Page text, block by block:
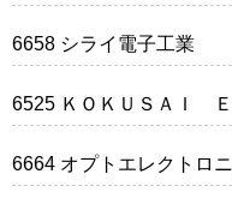
6658 シライ電子工業
6525 ＫＯＫＵＳＡＩ Ｅ
6664 オプトエレクトロ